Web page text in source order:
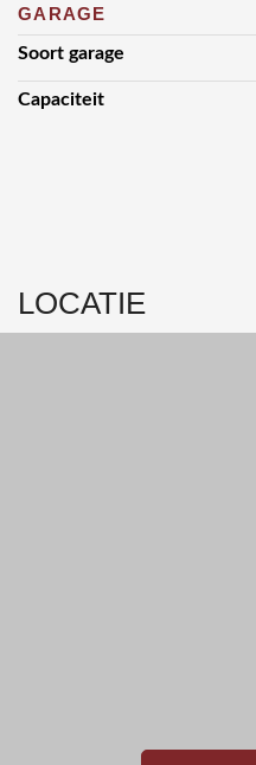
GARAGE
Soort garage
Capaciteit
LOCATIE